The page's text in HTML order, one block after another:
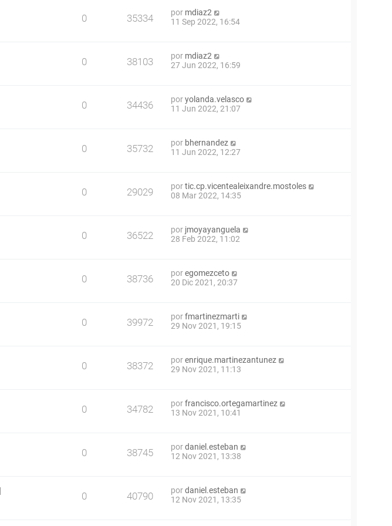
0 35334 por mdiaz2
11 Sep 2022, 16:54
0 38103 por mdiaz2
27 Jun 2022, 16:59
0 34436 poryolanda.velasco
11 Jun 2022, 21:07
0 35732 por bhernandez
11 Jun 2022, 12:27
0 29029 portic.cp.vicentealeixandre.mostoles
08 Mar 2022, 14:35
0 36522 por jmoyayanguela
28 Feb 2022, 11:02
0 38736 poregomezceto
20 Dic 2021, 20:37
0 39972 porfmartinezmarti
29 Nov 2021, 19:15
0 38372 porenrique.martinezantunez
29 Nov 2021, 11:13
0 34782 porfrancisco.ortegamartinez
13 Nov 2021, 10:41
0 38745 pordaniel.esteban
12 Nov 2021, 13:38
0 40790 pordaniel.esteban
12 Nov 2021, 13:35